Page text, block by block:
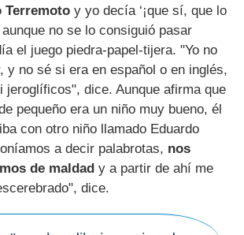
Terremoto y yo decía ‘¡que sí, que lo
no se lo consiguió pasar
el juego piedra-papel-tijera. "Yo no
y no sé si era en español o en inglés,
jeroglíficos", dice. Aunque afirma que
pequeño era un niño muy bueno, él
con otro niño llamado Eduardo
a decir palabrotas, nos
de maldad y a partir de ahí me
dice.